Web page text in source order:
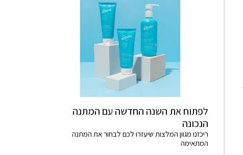
לפתוח את השנה החדשה עם המתנה
הנכונה
ריכזנו מגוון המלצות שיעזרו לכם לבחור את המתנה
המתאימה